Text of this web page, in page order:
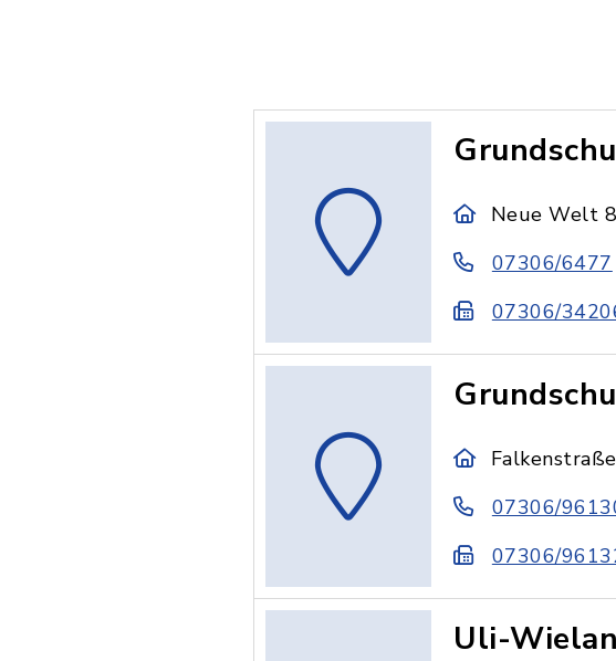
Neue Welt
07306/6477
07306/
07306/
07306/
Uli-